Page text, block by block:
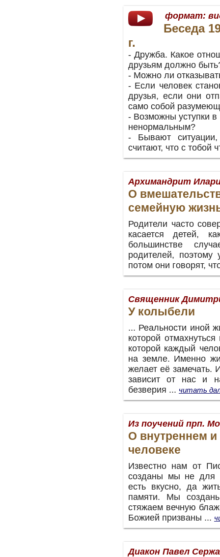
формат:
Беседа
г.
- Дружба. Какое
друзьям должно
- Можно ли
- Если человек
друзья, если они
само собой
- Возможны уступки в
ненормальным?
- Бывают
считают, что с тобой
Архимандрит
О
семейную
Родители часто
касается детей,
большинстве
родителей,
потом они говорят,
Священник
У колыбели
... Реальности иной
которой
которой каждый
на земле. Именно
желает её замечать.
зависит от нас и
безверия ... читать
Из поучений прп.
О внутреннем
человеке
Известно нам от
созданы мы не для
есть вкусно, да
памяти. Мы
стяжаем вечную
Божией призваны ...
Диакон Павел